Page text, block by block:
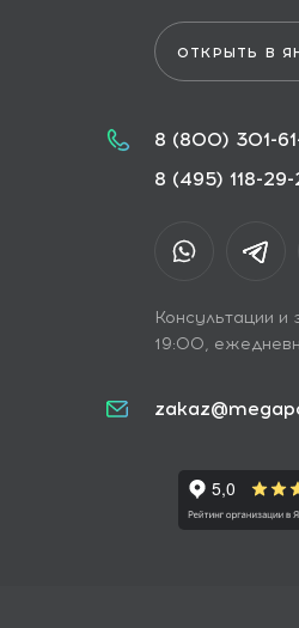
ОТКРЫТЬ В
8 (800) 301-
8 (495) 118-29-
Консультации
19:00,